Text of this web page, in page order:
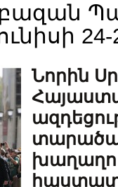
24-
Նորին